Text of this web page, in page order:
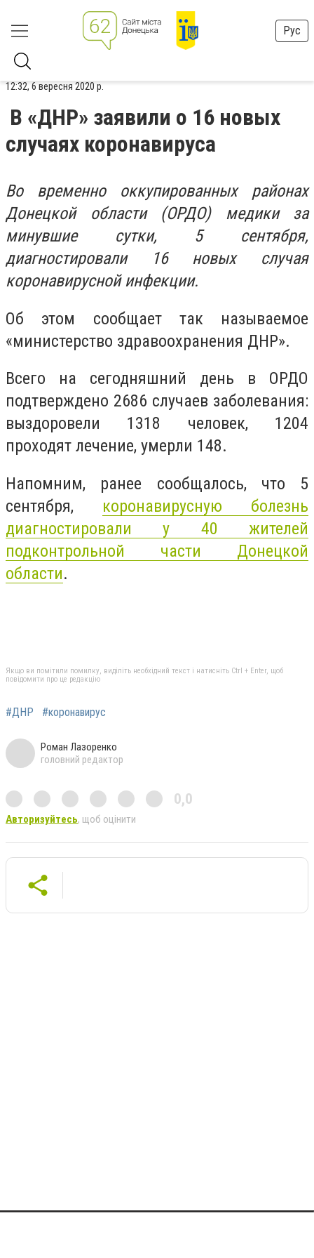
Рус
12:32, 6 вересня 2020 р.
В «ДНР» заявили о 16 новых
случаях коронавируса
Во временно оккупированных районах
Донецкой области (ОРДО) медики за
минувшие сутки, 5 сентября,
диагностировали 16 новых случая
коронавирусной инфекции.
Об этом сообщает так называемое
«министерство здравоохранения ДНР».
Всего на сегодняшний день в ОРДО
подтверждено 2686 случаев заболевания:
выздоровели 1318 человек, 1204
проходят лечение, умерли 148.
Напомним, ранее сообщалось, что 5
сентября, коронавирусную болезнь
диагностировали у 40 жителей
подконтрольной части Донецкой
области.
Якщо ви помітили помилку, виділіть необхідний текст і натисніть Ctrl + Enter, щоб
повідомити про це редакцію
#ДНР #коронавирус
Роман Лазоренко
головний редактор
0,0
Авторизуйтесь, щоб оцінити